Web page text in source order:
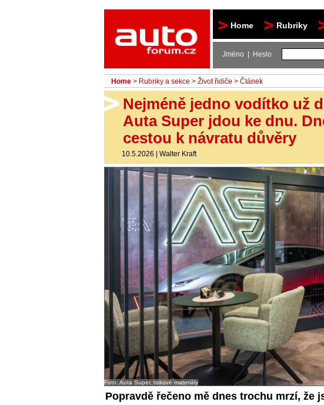
Home Rubriky
Jméno | Heslo
Home > Rubriky a sekce > Život řidiče > Článek
Nejméně jedno vodítko už
Auta Super jdou ke dnu.
cestou k návratu důvěry
10.5.2026 | Walter Kraft
Foto: Auta Super, tiskové materiály
Popravdě řečeno mě dnes trochu mrzí, že